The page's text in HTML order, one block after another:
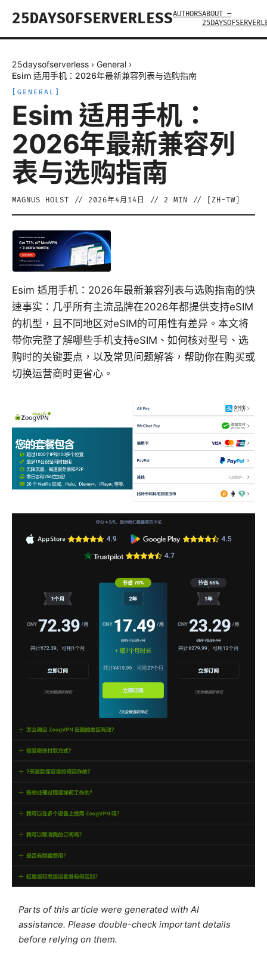
25DAYSOFSERVERLESSAUTHORSABOUT —
25daysofserverless › General ›
Esim 适用手机：2026年最新兼容列表与选购指南
GENERAL
Esim 适用手机：
2026年最新兼容列
表与选购指南
MAGNUS HOLST // 2026年4月14日 // 2 MIN // [ ZH-TW
Esim 适用手机：2026年最新兼容列表与选购指南的快
速事实：几乎所有主流品牌在2026年都提供支持eSIM
的机型，且不同地区对eSIM的可用性有差异。本文将
带你完整了解哪些手机支持eSIM、如何核对型号、选
购时的关键要点，以及常见问题解答，帮助你在购买或
切换运营商时更省心。
Parts of this article were generated with AI
assistance. Please double-check important details
before relying on them.